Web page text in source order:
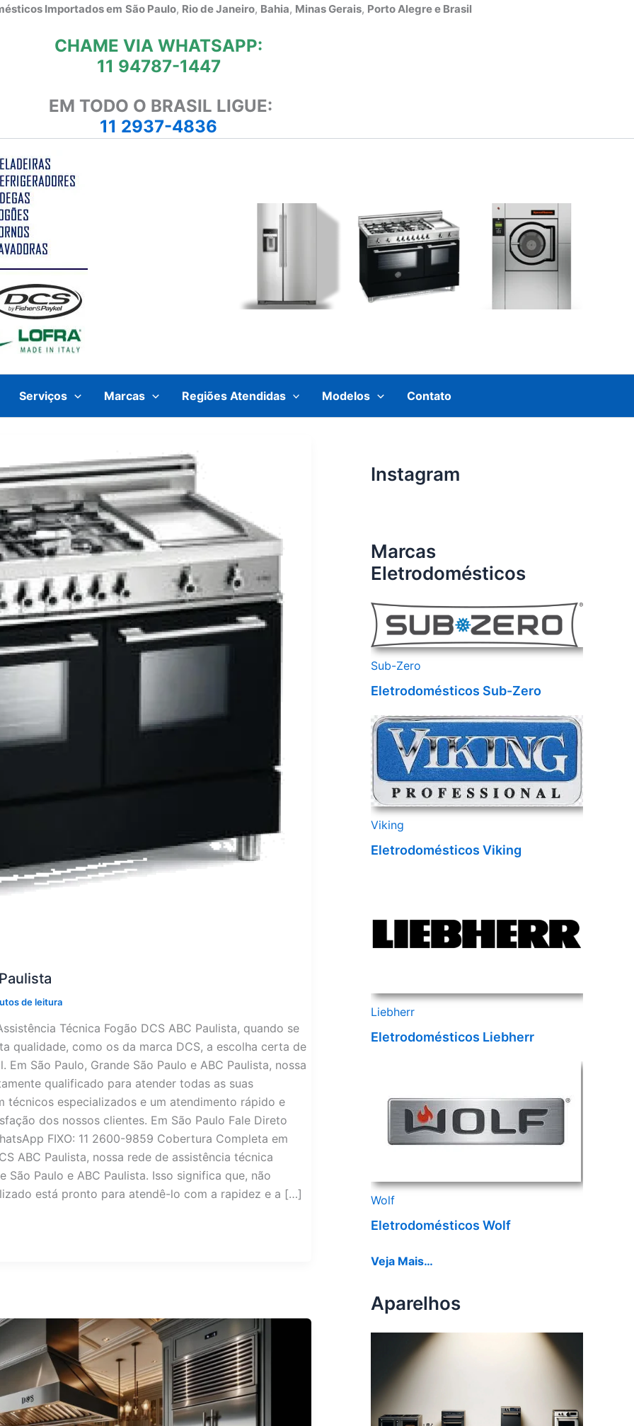
Importados em São Paulo, Rio de Janeiro, Bahia, Minas Gerais, Porto Alegre e Brasil
CHAME VIA WHATSAPP:
11 94787-1447
EM TODO O BRASIL LIGUE:
11 2937-4836
Serviços Marcas Regiões Atendidas Modelos Contato
de leitura
Técnica Fogão DCS ABC Paulista, quando se
qualidade, como os da marca DCS, a escolha certa de
São Paulo, Grande São Paulo e ABC Paulista, nossa
qualificado para atender todas as suas
técnicos especializados e um atendimento rápido e
dos nossos clientes. Em São Paulo Fale Direto
FIXO: 11 2600-9859 Cobertura Completa em
ABC Paulista, nossa rede de assistência técnica
Paulo e ABC Paulista. Isso significa que, não
está pronto para atendê-lo com a rapidez e a […]
Instagram
Marcas
Eletrodomésticos
Sub-Zero
Eletrodomésticos Sub-Zero
Viking
Eletrodomésticos Viking
Liebherr
Eletrodomésticos Liebherr
Wolf
Eletrodomésticos Wolf
Veja Mais…
Aparelhos